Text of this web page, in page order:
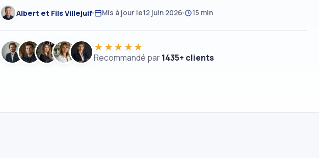
Albert et Fils Villejuif Mis à jour le12 juin 2026 15 min
★★★★★
Recommandé par1435+ clients